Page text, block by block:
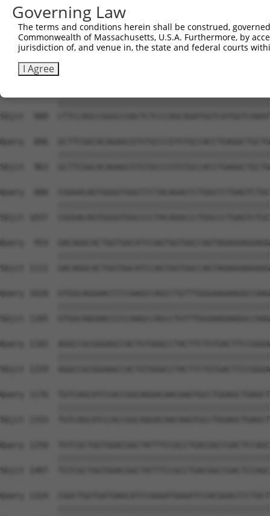
Governing Law
The terms and conditions herein shall be construed,
Commonwealth of Massachusetts, U.S.A. Furthermore, by
jurisdiction of, and venue in, the state and federal courts
I Agree